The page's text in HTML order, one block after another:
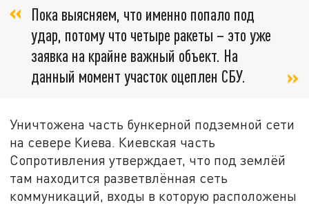
Пока выясняем, что именно попало под
удар, потому что четыре ракеты – это уже
заявка на крайне важный объект. На
данный момент участок оцеплен СБУ.
Уничтожена часть бункерной подземной сети
на севере Киева. Киевская часть
Сопротивления утверждает, что под землёй
там находится разветвлённая сеть
коммуникаций, входы в которую расположены